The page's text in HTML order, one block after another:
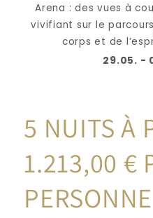
Arena : des vues à
vivifiant sur le
corps et de
29.05. -
5 NUITS À
1.213,00 €
PERSONNE